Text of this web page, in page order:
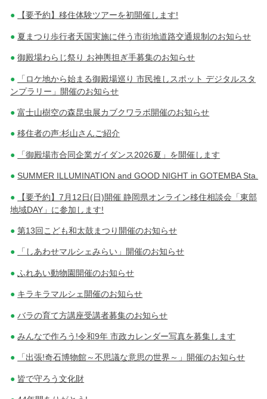
稿
ナ
ビ
ゲ
シ
ョ
ン
【要予約】移住体験ツアーを初開催します!
夏まつり歩行者天国実施に伴う市街地道路交通規制のお知らせ
御殿場わらじ祭り お神輿担ぎ手募集のお知らせ
「ロケ地から始まる御殿場巡り 市民推しスポット デジタルスタ
ンプラリー」開催のお知らせ
富士山樹空の森昆虫展カブクワラボ開催のお知らせ
移住者の声:杉山さんご紹介
「御殿場市合同企業ガイダンス2026夏」を開催します
SUMMER ILLUMINATION and GOOD NIGHT in GOTEMBA Sta.
【要予約】7月12日(日)開催 静岡県オンライン移住相談会「東部
地域DAY」に参加します!
第13回こども和太鼓まつり開催のお知らせ
「しあわせマルシェみらい」開催のお知らせ
ふれあい動物園開催のお知らせ
キラキラマルシェ開催のお知らせ
バラの育て方講座受講者募集のお知らせ
みんなで作ろう!令和9年 市政カレンダー写真を募集します
「出張!奇石博物館～不思議な意思の世界～」開催のお知らせ
皆で守ろう文化財